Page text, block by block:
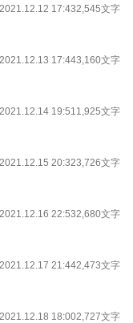
2021.12.12 17:432,545文字
2021.12.13 17:443,160文字
2021.12.14 19:511,925文字
2021.12.15 20:323,726文字
2021.12.16 22:532,680文字
2021.12.17 21:442,473文字
2021.12.18 18:002,727文字